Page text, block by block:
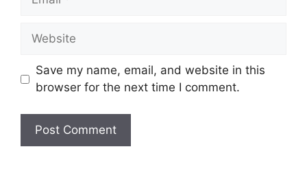
Website
Save my name, email, and website in this
browser for the next time I comment.